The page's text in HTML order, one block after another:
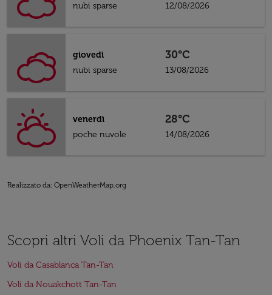
nubi sparse
12/08/2026
giovedì
nubi sparse
30°C
13/08/2026
venerdì
poche nuvole
28°C
14/08/2026
Realizzato da: OpenWeatherMap.org
Scopri altri Voli da Phoenix Tan-Tan
Voli da Casablanca Tan-Tan
Voli da Nouakchott Tan-Tan